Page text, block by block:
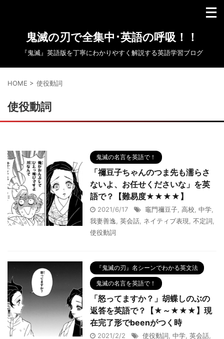
鬼滅の刃で全集中･英語の呼吸！！
『鬼滅』英語版を丁寧にわかりやすく解説する英語学習ブログ
HOME > 使役動詞
使役動詞
鬼滅の名言を英語で！
「禰豆子ちゃんのつま先も濡らさ
ないよ、お任せくださいな」を英
語で？【難易度★★★★】
2021/6/17 竈門禰豆子 高校 中学
我妻善逸 英会話 ネイティブ表現 不定詞
使役動詞
『鬼滅の刃』名シーンでわかる英文法
鬼滅の名言を英語で！
「怒ってますか？」胡蝶しのぶの
返答を英語で？【★～★★★】現
在完了形でbeenがつく時
2021/2/2 使役動詞 中学 英会話